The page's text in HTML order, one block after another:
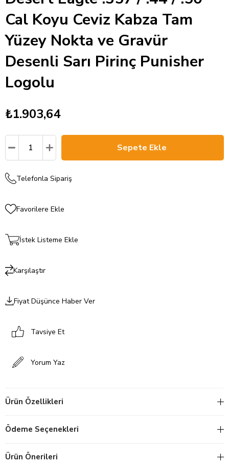
Cal Koyu Ceviz Kabza Tam
Yüzey Nokta ve Gravür
Desenli Sarı Pirinç Punisher
Logolu
₺1.903,64
Telefonla Sipariş
Favorilere Ekle
İstek Listeme Ekle
Karşılaştır
Fiyat Düşünce Haber Ver
Tavsiye Et
Yorum Yaz
Ürün Özellikleri
Ödeme Seçenekleri
Ürün Önerileri